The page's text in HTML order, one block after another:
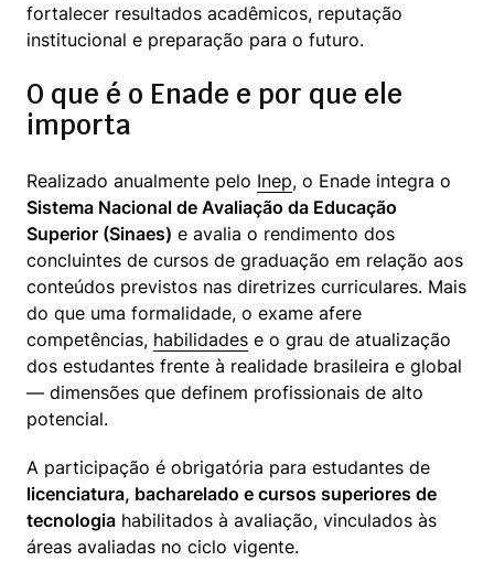
fortalecer resultados acadêmicos, reputação
institucional e preparação para o futuro.
O que é o Enade e por que ele
importa
Realizado anualmente pelo Inep
Sistema Nacional de Avaliação da Educação
Superior (Sinaes) e avalia o rendimento dos
concluintes de cursos de graduação em relação aos
conteúdos previstos nas diretrizes curriculares. Mais
do que uma formalidade, o exame afere
competências, habilidades e o grau de atualização
dos estudantes frente à realidade brasileira e global
— dimensões que definem profissionais de alto
potencial.
licenciatura, bacharelado e cursos superiores de
tecnologia habilitados à avaliação, vinculados às
áreas avaliadas no ciclo vigente.